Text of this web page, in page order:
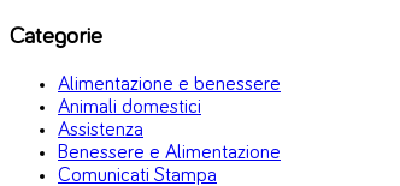
Categorie
Alimentazione e benessere
Animali domestici
Assistenza
Benessere e Alimentazione
Comunicati Stampa